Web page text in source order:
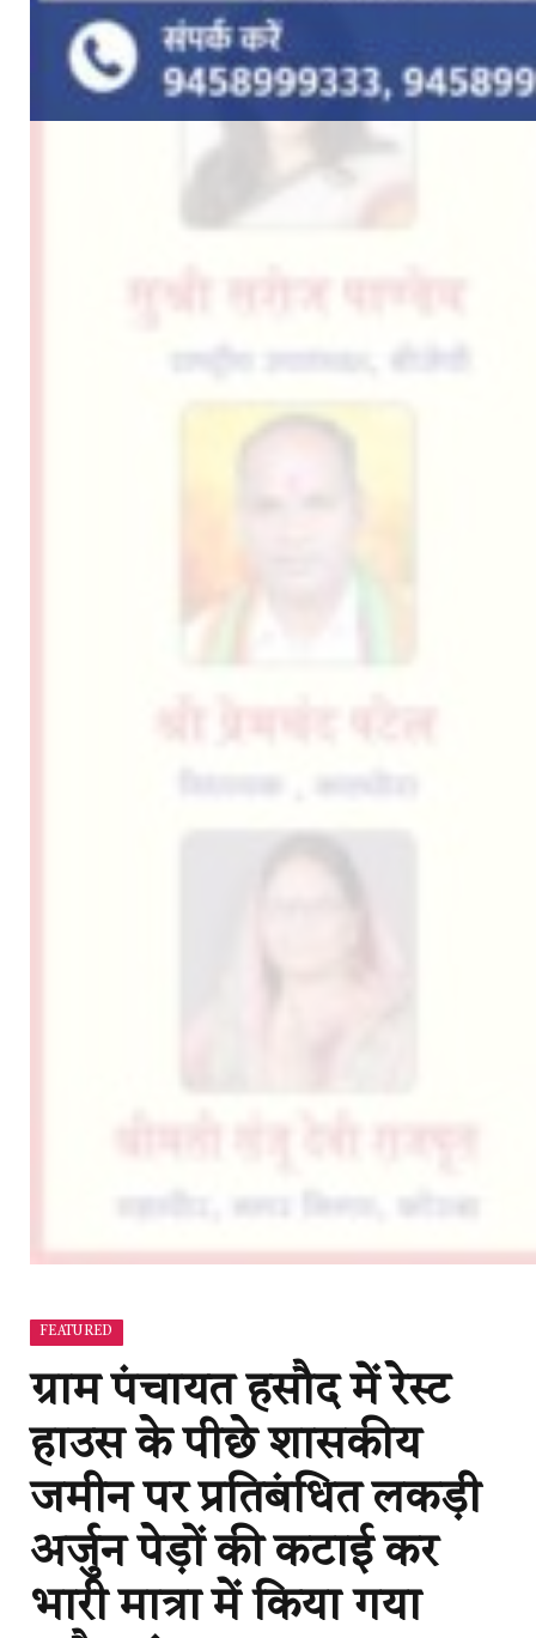
FEATURED
ग्राम पंचायत हसौद में रेस्ट
हाउस के पीछे शासकीय
जमीन पर प्रतिबंधित लकड़ी
अर्जुन पेड़ों की कटाई कर
भारी मात्रा में किया गया